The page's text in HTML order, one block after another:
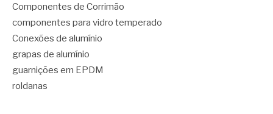
Componentes de Corrimão
componentes para vidro temperado
Conexões de alumínio
grapas de alumínio
guarnições em EPDM
roldanas